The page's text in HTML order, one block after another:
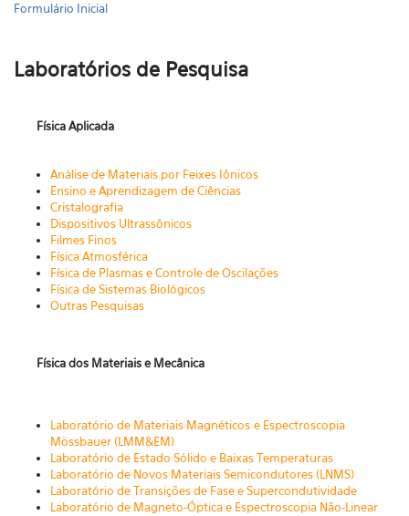
Formulário Inicial
Laboratórios de Pesquisa
Física Aplicada
Análise de Materiais por Feixes Iônicos
Ensino e Aprendizagem de Ciências
Cristalografia
Dispositivos Ultrassônicos
Filmes Finos
Física Atmosférica
Físicade Plasmas e Controle de Oscilações
Física de Sistemas Biológicos
Outras Pesquisas
Física dos Materiais e Mecânica
Laboratório de Materiais Magnéticos e Espectroscopia
Mössbauer (LMM&EM)
Laboratório de Estado Sólido e Baixas Temperaturas
Laboratório de Novos Materiais Semicondutores (LNMS)
Laboratório de Transições de Fase e Supercondutividade
Laboratório de Magneto-Óptica e Espectroscopia Não-Linear